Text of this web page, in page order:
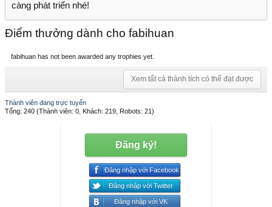
càng phát triển nhé!
Điểm thưởng dành cho fabihuan
fabihuan has not been awarded any trophies yet.
Xem tất cả thành tích có thể đạt được
Thành viên đang trực tuyến
Tổng: 240 (Thành viên: 0, Khách: 219, Robots: 21)
Đăng ký!
Đăng nhập với Facebook
Đăng nhập với Twitter
Đăng nhập với VK